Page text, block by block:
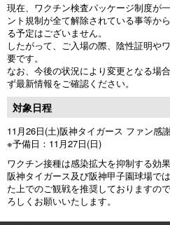
現在、ワクチン検査パッケージ制度が
ント規制が全て解除されている事等か
る予定はございません。
したがって、ご入場の際、陰性証明や
要です。
なお、今後の状況により変更となる場
ず最新情報をご確認ください。
対象日程
11月26日(土)阪神タイガース ファン感
※予備日：11月27日(日)
ワクチン接種は感染拡大を抑制する効
阪神タイガース及び阪神甲子園球場で
た上でのご観戦を推奨しておりますの
ろしくお願いいたします。